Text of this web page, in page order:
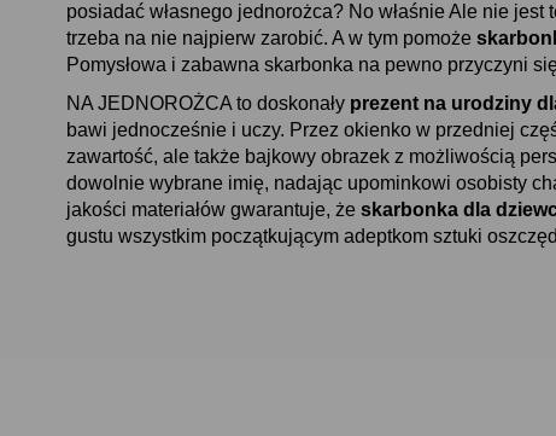
posiadać własnego jednorożca? No właśnie Ale nie
trzeba na nie najpierw zarobić. A w tym pomoże
Pomysłowa i zabawna skarbonka na pewno przyczyni
NA JEDNOROŻCA to doskonały prezent na urodziny
bawi jednocześnie i uczy. Przez okienko w przedniej
zawartość, ale także bajkowy obrazek z możliwością
dowolnie wybrane imię, nadając upominkowi osobisty
jakości materiałów gwarantuje, że skarbonka dla
gustu wszystkim początkującym adeptkom sztuki